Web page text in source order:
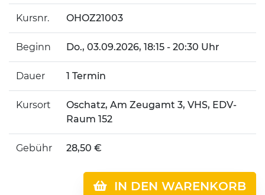
Kursnr. OHOZ21003
Beginn Do., 03.09.2026, 18:15 - 20:30 Uhr
Dauer 1 Termin
Kursort
Oschatz, Am Zeugamt 3, VHS, EDV-
Raum 152
Gebühr 28,50 €
IN DEN WARENKORB